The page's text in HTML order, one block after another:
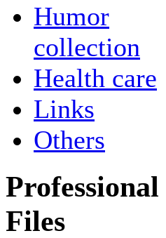
Humor
collection
Health care
Links
Others
Professional
Files